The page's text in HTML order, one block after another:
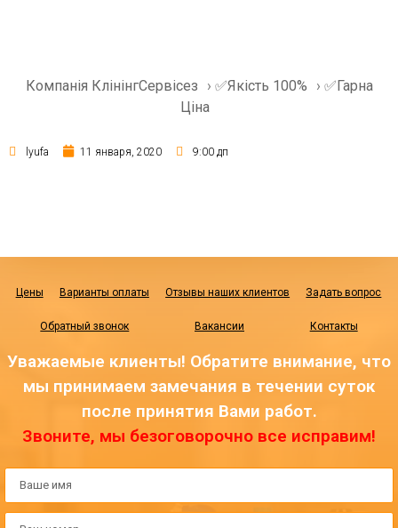
Компанія КлінінгСервісез › ✅Якість 100% › ✅Гарна
Ціна
lyufa 11 января, 2020 9:00 дп
Цены Варианты оплаты Отзывы наших клиентов Задать вопрос
Обратный звонок Вакансии Контакты
Уважаемые клиенты! Обратите внимание, что
мы принимаем замечания в течении суток
после принятия Вами работ.
Звоните, мы безоговорочно все исправим!